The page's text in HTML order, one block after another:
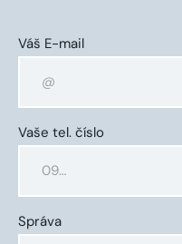
Váš E-mail
Vaše tel. číslo
Správa